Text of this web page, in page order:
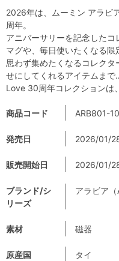
商品コード ARB801-
発売日 2026/01/
販売開始日 2026/01/
ブランド/シ
リーズ
アラビア（
素材 磁器
原産国 タイ
2026年は、ムーミン アラビ
周年。
アニバーサリーを記念した
マグや、毎日使いたくなる限
思わず集めたくなるコレク
せにしてくれるアイテムまで
Love 30周年コレクションは